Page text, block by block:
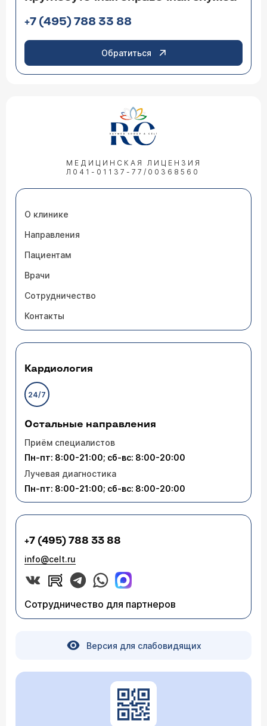
+7 (495) 788 33 88
Обратиться
МЕДИЦИНСКАЯ ЛИЦЕНЗИЯ
Л041-01137-77/00368560
О клинике
Направления
Пациентам
Врачи
Сотрудничество
Контакты
Кардиология
24/7
Остальные направления
Приём специалистов
Пн-пт: 8:00-21:00; сб-вс: 8:00-20:00
Лучевая диагностика
Пн-пт: 8:00-21:00; сб-вс: 8:00-20:00
+7 (495) 788 33 88
info@celt.ru
Сотрудничество для партнеров
Версия для слабовидящих